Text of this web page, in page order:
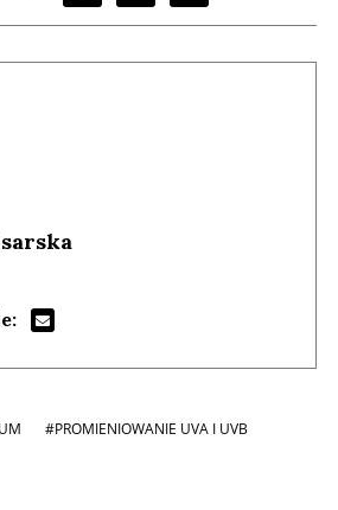
#PROMIENIOWANIE UVA I UVB